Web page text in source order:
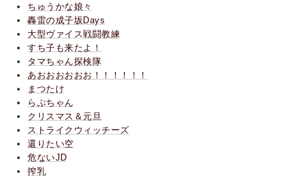
ちゅうかな娘々
轟雷の成子坂Days
大型ヴァイス戦闘教練
すち子も来たよ！
タマちゃん探検隊
あおおおおおお！！！！！！
まつたけ
らぷちゃん
クリスマス＆元旦
ストライクウィッチーズ
還りたい空
危ないJD
搾乳